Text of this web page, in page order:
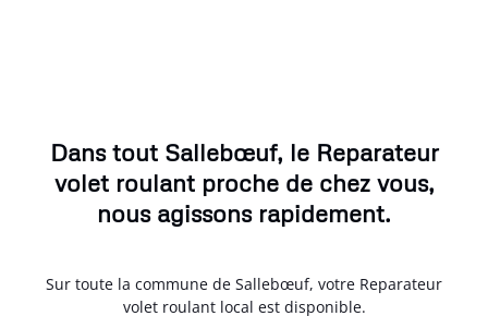
Dans tout Sallebœuf, le Reparateur
volet roulant proche de chez vous,
nous agissons rapidement.
Sur toute la commune de Sallebœuf, votre Reparateur
volet roulant local est disponible.